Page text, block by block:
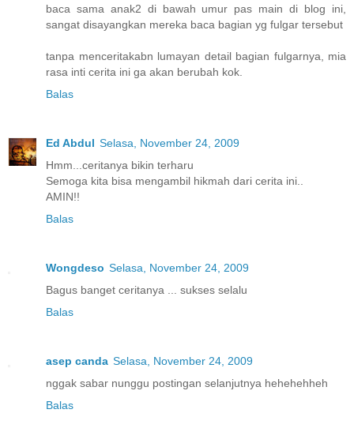
baca sama anak2 di bawah umur pas main di blog ini,
sangat disayangkan mereka baca bagian yg fulgar tersebut
tanpa menceritakabn lumayan detail bagian fulgarnya, mia
rasa inti cerita ini ga akan berubah kok.
Balas
Ed Abdul Selasa, November 24, 2009
Hmm...ceritanya bikin terharu
Semoga kita bisa mengambil hikmah dari cerita ini..
AMIN!!
Balas
Wongdeso Selasa, November 24, 2009
Bagus banget ceritanya ... sukses selalu
Balas
asep canda Selasa, November 24, 2009
nggak sabar nunggu postingan selanjutnya hehehehheh
Balas